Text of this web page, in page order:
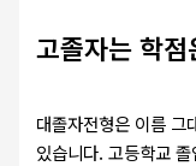
고졸자는 학점
대졸자전형은 이름 그
있습니다. 고등학교